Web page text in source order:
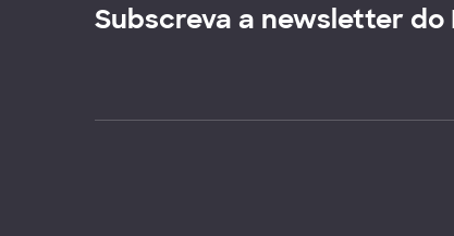
Subscreva a newsletter do